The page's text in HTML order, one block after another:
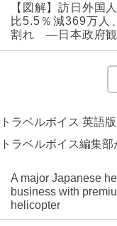
【図解】訪日外国
比5.5％減369万人
割れ ―日本政府観
トラベルボイス 英語版
トラベルボイス編集
A major Japanese
business with
helicopter